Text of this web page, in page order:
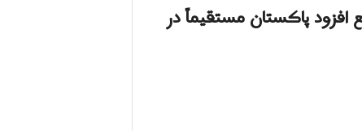
افزود پاکستان مستقیماً در